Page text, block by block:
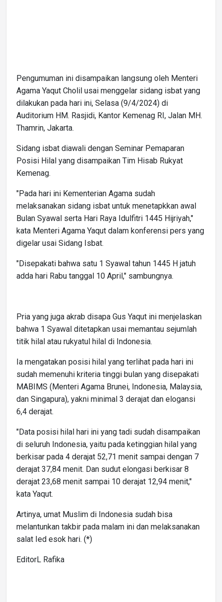
Pengumuman ini disampaikan langsung oleh Menteri
Agama Yaqut Cholil usai menggelar sidang isbat yang
dilakukan pada hari ini, Selasa (9/4/2024) di
Auditorium HM. Rasjidi, Kantor Kemenag RI, Jalan MH.
Thamrin, Jakarta.
Sidang isbat diawali dengan Seminar Pemaparan
Posisi Hilal yang disampaikan Tim Hisab Rukyat
Kemenag.
"Pada hari ini Kementerian Agama sudah
melaksanakan sidang isbat untuk menetapkkan awal
Bulan Syawal serta Hari Raya Idulfitri 1445 Hijriyah,"
kata Menteri Agama Yaqut dalam konferensi pers yang
digelar usai Sidang Isbat.
"Disepakati bahwa satu 1 Syawal tahun 1445 H jatuh
adda hari Rabu tanggal 10 April," sambungnya.
Pria yang juga akrab disapa Gus Yaqut ini menjelaskan
bahwa 1 Syawal ditetapkan usai memantau sejumlah
titik hilal atau rukyatul hilal di Indonesia.
Ia mengatakan posisi hilal yang terlihat pada hari ini
sudah memenuhi kriteria tinggi bulan yang disepakati
MABIMS (Menteri Agama Brunei, Indonesia, Malaysia,
dan Singapura), yakni minimal 3 derajat dan elogansi
6,4 derajat.
"Data posisi hilal hari ini yang tadi sudah disampaikan
di seluruh Indonesia, yaitu pada ketinggian hilal yang
berkisar pada 4 derajat 52,71 menit sampai dengan 7
derajat 37,84 menit. Dan sudut elongasi berkisar 8
derajat 23,68 menit sampai 10 derajat 12,94 menit,"
kata Yaqut.
Artinya, umat Muslim di Indonesia sudah bisa
melantunkan takbir pada malam ini dan melaksanakan
salat Ied esok hari. (*)
EditorL Rafika